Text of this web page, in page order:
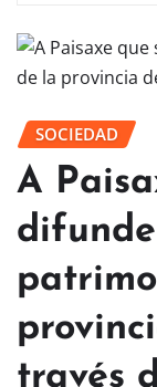
SOCIEDAD
A
través